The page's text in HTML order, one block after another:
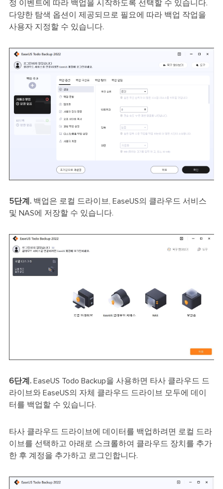
정 이벤트에 따라 백업을 시작하도록 선택할 수 있습니다.
다양한 탐색 옵션이 제공되므로 필요에 따라 백업 작업을
사용자 지정할 수 있습니다.
5단계.백업은 로컬 드라이브, EaseUS의 클라우드 서비스
및 NAS에 저장할 수 있습니다.
6단계. EaseUS Todo Backup을 사용하면 타사 클라우드 드
라이브와 EaseUS의 자체 클라우드 드라이브 모두에 ​​데이
터를 백업할 수 있습니다.
타사 클라우드 드라이브에 데이터를 백업하려면 로컬 드라
이브를 선택하고 아래로 스크롤하여 클라우드 장치를 추가
한 후 계정을 추가하고 로그인합니다.